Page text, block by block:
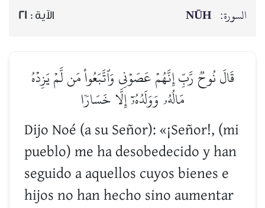
السورة: NŪH الآية : 21
قَالَ نُوحٞ رَّبِّ إِنَّهُمۡ عَصَوۡنِي وَٱتَّبَعُواْ مَن لَّمۡ يَزِدۡهُ
مَالُهُۥ وَوَلَدُهُۥٓ إِلَّا خَسَارٗا
Dijo Noé (a su Señor): «¡Señor!, (mi
pueblo) me ha desobedecido y han
seguido a aquellos cuyos bienes e
hijos no han hecho sino aumentar